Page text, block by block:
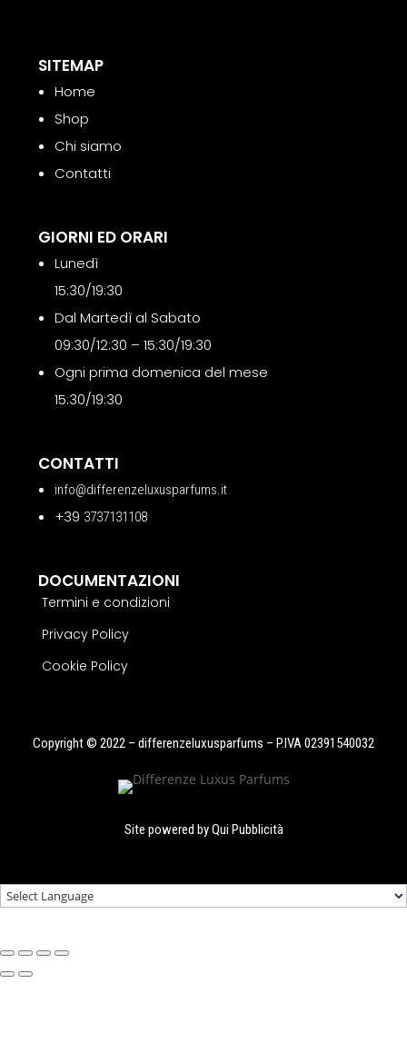
SITEMAP
Home
Shop
Chi siamo
Contatti
GIORNI ED ORARI
Lunedì
15:30/19:30
Dal Martedì al Sabato
09:30/12:30 – 15:30/19:30
Ogni prima domenica del mese
15:30/19:30
CONTATTI
info@differenzeluxusparfums.it
+39 3737131108
DOCUMENTAZIONI
Termini e condizioni
Privacy Policy
Cookie Policy
Copyright © 2022 – differenzeluxusparfums – P.IVA 02391540032
Site powered byQui Pubblicità